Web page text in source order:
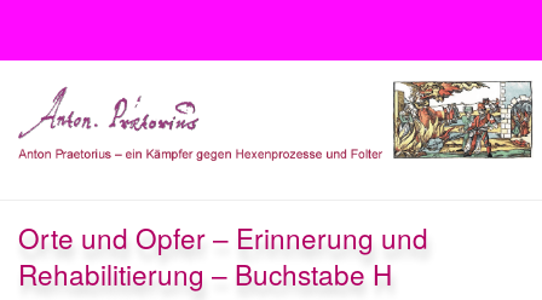
Orte und Opfer – Erinnerung und
Rehabilitierung – Buchstabe H